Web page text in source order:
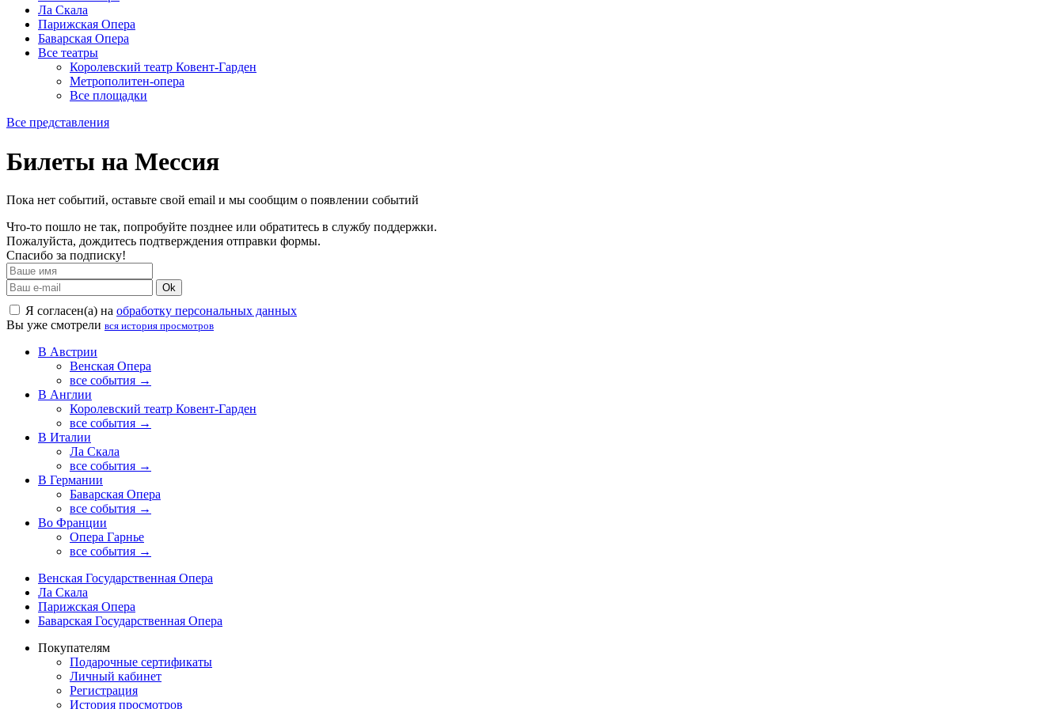
Ла Скала
Парижская Опера
Баварская Опера
Все театры
Королевский театр Ковент-Гарден
Метрополитен-опера
Все площадки
Все представления
Билеты на Мессия
Пока нет событий, оставьте свой email и мы сообщим о появлении событий
Что-то пошло не так, попробуйте позднее или обратитесь в службу поддержки.
Пожалуйста, дождитесь подтверждения отправки формы.
Спасибо за подписку!
Ok
Я согласен(а) на обработку персональных данных
Вы уже смотрели вся история просмотров
В Австрии
Венская Опера
все события →
В Англии
Королевский театр Ковент-Гарден
все события →
В Италии
Ла Скала
все события →
В Германии
Баварская Опера
все события →
Во Франции
Опера Гарнье
все события →
Венская Государственная Опера
Ла Скала
Парижская Опера
Баварская Государственная Опера
Покупателям
Подарочные сертификаты
Личный кабинет
Регистрация
История просмотров